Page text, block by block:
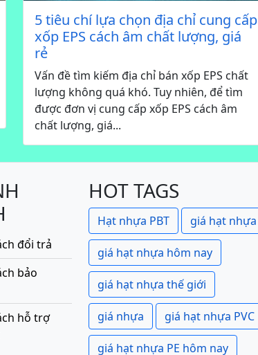
5 tiêu chí lựa chọn địa chỉ cung cấp
xốp EPS cách âm chất lượng, giá
rẻ
Vấn đề tìm kiếm địa chỉ bán xốp EPS chất
lượng không quá khó. Tuy nhiên, để tìm
được đơn vị cung cấp xốp EPS cách âm
chất lượng, giá...
đổi trả
bảo
hỗ trợ
HOT TAGS
Hạt nhựa PBT giá hạt nhựa
giá hạt nhựa hôm nay
giá hạt nhựa thế giới
giá nhựa giá hạt nhựa PVC
giá hạt nhựa PE hôm nay